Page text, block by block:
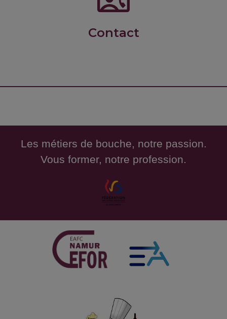
Mocktails SansA MaS
R�alisation de cocktail sans alcool
NutritionBE_21Ini MaM 2627
Contact
Les métiers de bouche, notre passion.
Vous former, notre profession.